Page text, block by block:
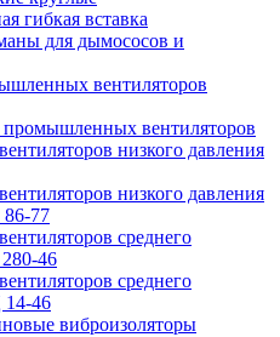
гибкая вставка
для дымососов и
вентиляторов
вентиляторов
низкого давления
низкого давления
77
среднего
46
среднего
14-46
виброизоляторы